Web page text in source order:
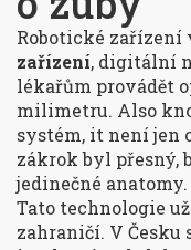
Robotické zařízení
zařízení, digitální
lékařům provádět
milimetru. Also
systém, it není jen
zákrok byl přesný,
jedinečné anatomy.
Tato technologie
zahraničí. V Česku